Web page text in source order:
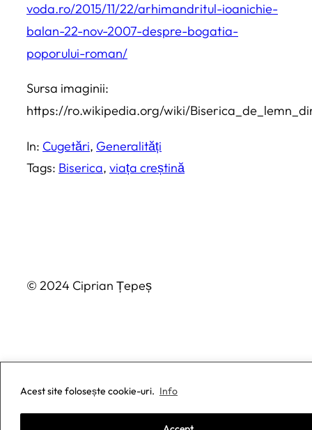
Acest site folosește cookie-uri. Info
voda.ro/2015/11/22/arhimandritul-ioanichie-
balan-22-nov-2007-despre-bogatia-
poporului-roman/
Sursa imaginii:
https://ro.wikipedia.org/wiki/
In: Cugetări, Generalități
Tags: Biserica, viața creștină
© 2024 Ciprian Țepeș